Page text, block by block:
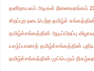
தனிநாயகம் அடிகள் நினைவரங்கம்
சிறப்புற நடைபெற்ற தமிழ்ச் சங்கத்தின்
தமிழ்ச்சங்கத்தின் ஆடிப்பிறப்பு
யாழ்ப்பாணத் தமிழ்ச்சங்கத்தின் புதிய
தமிழ்ச்சங்கத்தின் முப்பெரும்